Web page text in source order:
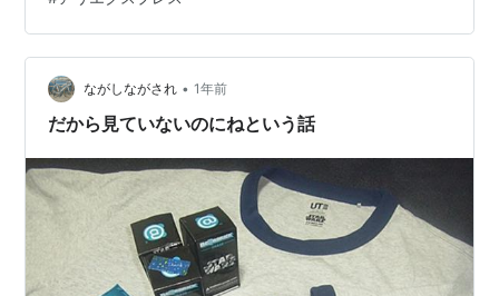
nagask-441.hatenablog.comこのBE@RBRICKはSTAR
WARS CELEBRATION JAPAN 2025 開催記念商品という
商品で、BE@RBRICKのサイズでいうところの100%とい
う約7cmの大き…
ながしながされ • 1年前
だから見ていないのにねという話